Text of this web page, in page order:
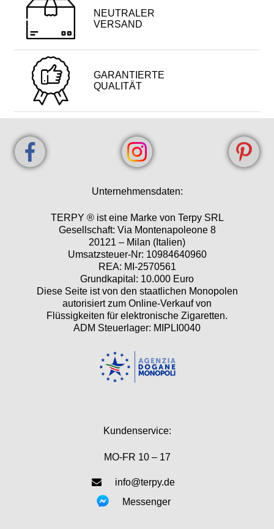
NEUTRALER
VERSAND
GARANTIERTE
QUALITÄT
Unternehmensdaten:
TERPY ® ist eine Marke von Terpy SRL
Gesellschaft: Via Montenapoleone 8
20121 – Milan (Italien)
Umsatzsteuer-Nr: 10984640960
REA: MI-2570561
Grundkapital: 10.000 Euro
Diese Seite ist von den staatlichen Monopolen
autorisiert zum Online-Verkauf von
Flüssigkeiten für elektronische Zigaretten.
ADM Steuerlager: MIPLI0040
Kundenservice:
MO-FR 10 – 17
info@terpy.de
Messenger